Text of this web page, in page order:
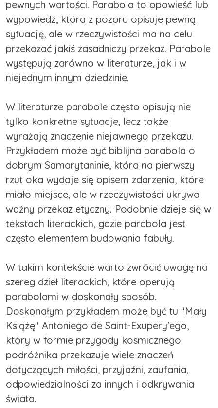
pewnych wartości. Parabola to opowieść lub
wypowiedź, która z pozoru opisuje pewną
sytuację, ale w rzeczywistości ma na celu
przekazać jakiś zasadniczy przekaz. Parabole
występują zarówno w literaturze, jak i w
niejednym innym dziedzinie.
W literaturze parabole często opisują nie
tylko konkretne sytuacje, lecz także
wyrażają znaczenie niejawnego przekazu.
Przykładem może być biblijna parabola o
dobrym Samarytaninie, która na pierwszy
rzut oka wydaje się opisem zdarzenia, które
miało miejsce, ale w rzeczywistości ukrywa
ważny przekaz etyczny. Podobnie dzieje się w
tekstach literackich, gdzie parabola jest
często elementem budowania fabuły.
W takim kontekście warto zwrócić uwagę na
szereg dzieł literackich, które operują
parabolami w doskonały sposób.
Doskonałym przykładem może być tu "Mały
Książę" Antoniego de Saint-Exupery'ego,
który w formie przygody kosmicznego
podróżnika przekazuje wiele znaczeń
dotyczących miłości, przyjaźni, zaufania,
odpowiedzialności za innych i odkrywania
świata.